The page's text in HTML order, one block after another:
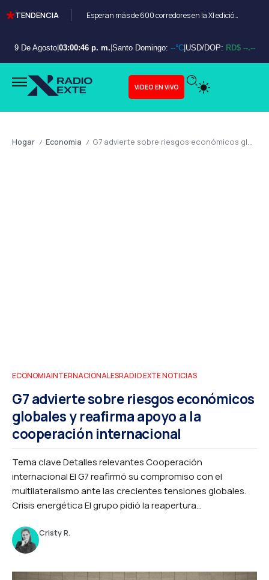
TENDENCIA Esperan más de 600 corredores en la XI edición del Bayahibe 10K
9 De Agosto| 03:00:47 p. m. Santo Domingo: --°C| USD/DOP: RD$ --.--
VIDEO EN VIVO
Hogar / Economia / G7 advierte sobre riesgos económicos globales y reafirma apoyo a la cooperación internacional
ECONOMIAINTERNACIONALESRADIO EXTE NOTICIAS
G7 advierte sobre riesgos económicos
globales y reafirma apoyo a la
cooperación internacional
Tema clave Detalles relevantes Cooperación
internacional El G7 reafirmó su compromiso con el
multilateralismo ante las crecientes tensiones globales.
Crisis energética El grupo pidió la reapertura...
Cristy R.